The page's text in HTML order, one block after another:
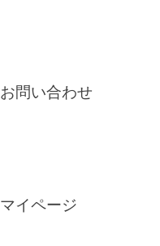
お問い合わせ
マイページ